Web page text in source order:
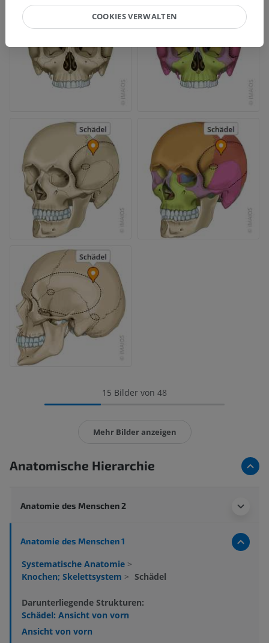
15 Bilder von 48
Mehr Bilder anzeigen
Anatomische Hierarchie
Anatomie des Menschen 2
Anatomie des Menschen 1
Systematische Anatomie >
Knochen; Skelettsystem > Schädel
Darunterliegende Strukturen:
Schädel: Ansicht von vorn
Ansicht von vorn
COOKIES VERWALTEN